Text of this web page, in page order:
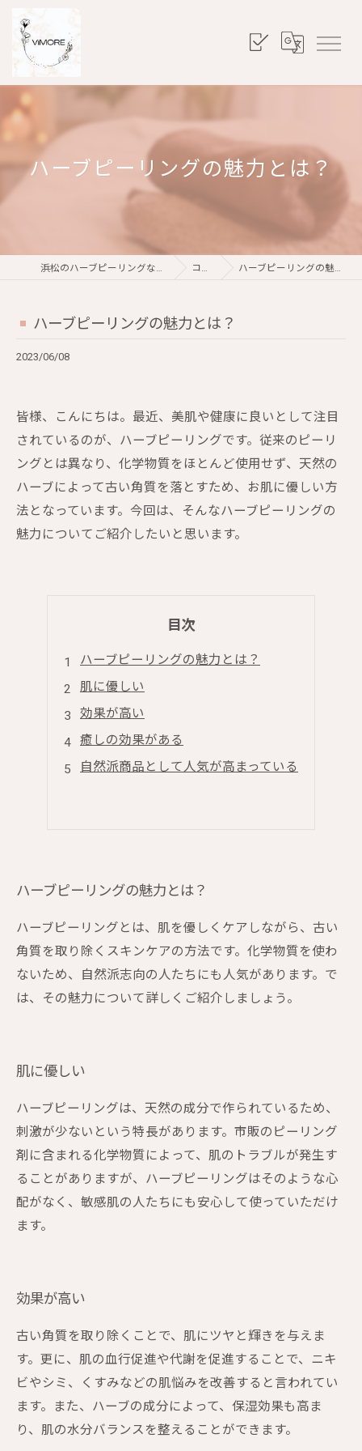
ハーブピーリングの魅力とは？
浜松のハーブピーリングならViMORE コラム ハーブピーリングの魅力とは？
ハーブピーリングの魅力とは？
2023/06/08
皆様、こんにちは。最近、美肌や健康に良いとして注目
されているのが、ハーブピーリングです。従来のピーリ
ングとは異なり、化学物質をほとんど使用せず、天然の
ハーブによって古い角質を落とすため、お肌に優しい方
法となっています。今回は、そんなハーブピーリングの
魅力についてご紹介したいと思います。
目次
ハーブピーリングの魅力とは？
肌に優しい
効果が高い
癒しの効果がある
自然派商品として人気が高まっている
ハーブピーリングの魅力とは？
ハーブピーリングとは、肌を優しくケアしながら、古い
角質を取り除くスキンケアの方法です。化学物質を使わ
ないため、自然派志向の人たちにも人気があります。で
は、その魅力について詳しくご紹介しましょう。
肌に優しい
ハーブピーリングは、天然の成分で作られているため、
刺激が少ないという特長があります。市販のピーリング
剤に含まれる化学物質によって、肌のトラブルが発生す
ることがありますが、ハーブピーリングはそのような心
配がなく、敏感肌の人たちにも安心して使っていただけ
ます。
効果が高い
古い角質を取り除くことで、肌にツヤと輝きを与えま
す。更に、肌の血行促進や代謝を促進することで、ニキ
ビやシミ、くすみなどの肌悩みを改善すると言われてい
ます。また、ハーブの成分によって、保湿効果も高ま
り、肌の水分バランスを整えることができます。